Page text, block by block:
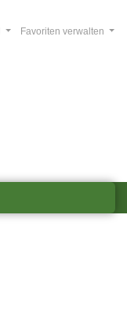
Favoriten verwalten